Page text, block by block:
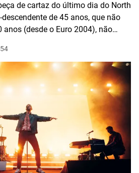
de cartaz do último dia do North
de 45 anos, que não
(desde o Euro 2004), não